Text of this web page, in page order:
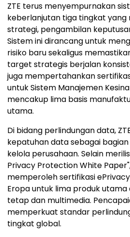
ZTE terus menyempurnakan
keberlanjutan tiga tingkat yang
strategi, pengambilan
Sistem ini dirancang untuk
risiko baru sekaligus
target strategis berjalan
juga mempertahankan sertifikasi
untuk Sistem Manajemen
mencakup lima basis
utama.
Di bidang perlindungan data,
kepatuhan data sebagai
kelola perusahaan. Selain
Privacy Protection White
memperoleh sertifikasi
Eropa untuk lima produk utama
tetap dan multimedia.
memperkuat standar
tingkat global.